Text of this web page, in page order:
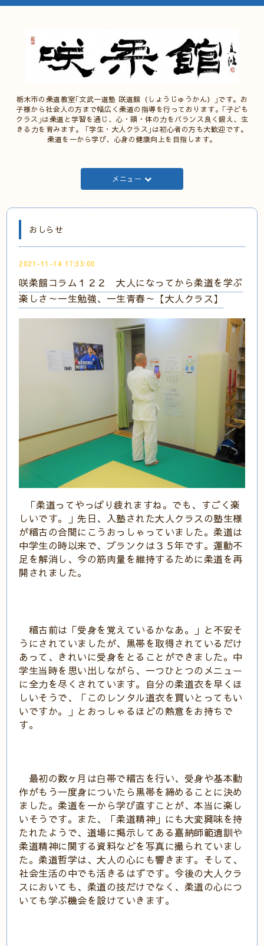
栃木市の柔道教室｢文武一道塾 咲道館（しょうじゅうかん）｣です。お
子様から社会人の方まで幅広く柔道の指導を行っております。｢子ども
クラス｣は柔道と学習を通じ、心・頭・体の力をバランス良く鍛え、生
きる力を育みます。 ｢学生・大人クラス｣は初心者の方も大歓迎です。
柔道を一から学び、心身の健康向上を目指します。
メニュー
おしらせ
2021-11-14 17:33:00
咲柔館コラム１２２ 大人になってから柔道を学ぶ
楽しさ～一生勉強、一生青春～【大人クラス】
「柔道ってやっぱり疲れますね。でも、すごく楽
しいです。」先日、入塾された大人クラスの塾生様
が稽古の合間にこうおっしゃっていました。柔道は
中学生の時以来で、ブランクは３５年です。運動不
足を解消し、今の筋肉量を維持するために柔道を再
開されました。
稽古前は「受身を覚えているかなあ。」と不安そ
うにされていましたが、黒帯を取得されているだけ
あって、きれいに受身をとることができました。中
学生当時を思い出しながら、一つひとつのメニュー
に全力を尽くされています。自分の柔道衣を早くほ
しいそうで、「このレンタル道衣を買いとってもい
いですか。」とおっしゃるほどの熱意をお持ちで
す。
最初の数ヶ月は白帯で稽古を行い、受身や基本動
作がもう一度身についたら黒帯を締めることに決め
ました。柔道を一から学び直すことが、本当に楽し
いそうです。また、「柔道精神」にも大変興味を持
たれたようで、道場に掲示してある嘉納師範遺訓や
柔道精神に関する資料などを写真に撮られていまし
た。柔道哲学は、大人の心にも響きます。そして、
社会生活の中でも活きるはずです。今後の大人クラ
スにおいても、柔道の技だけでなく、柔道の心につ
いても学ぶ機会を設けていきます。